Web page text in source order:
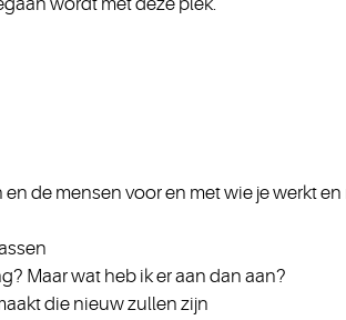
de mensen voor en met wie je werkt
Maar wat heb ik er aan dan aan?
die nieuw zullen zijn